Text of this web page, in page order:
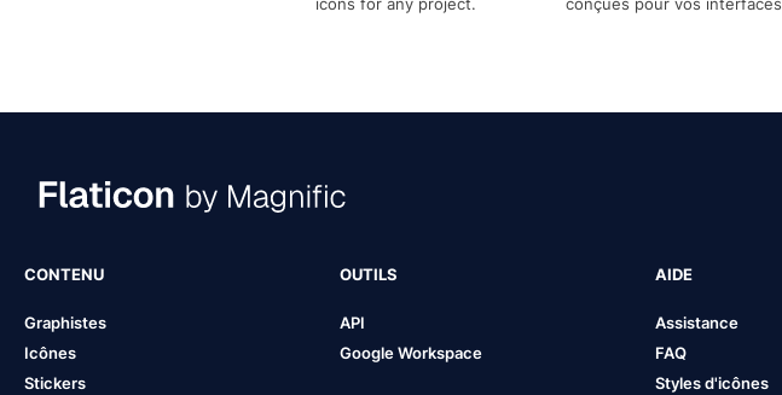
CONTENU
Graphistes
Icônes
Stickers
OUTILS
API
Google Workspace
AIDE
Assistance
FAQ
Styles d'icônes